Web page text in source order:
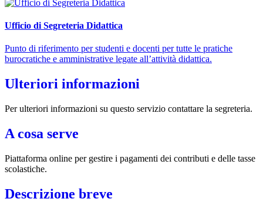
Ufficio di Segreteria Didattica
Punto di riferimento per studenti e docenti per tutte le pratiche
burocratiche e amministrative legate all’attività didattica.
Ulteriori informazioni
Per ulteriori informazioni su questo servizio contattare la segreteria.
A cosa serve
Piattaforma online per gestire i pagamenti dei contributi e delle tasse
scolastiche.
Descrizione breve